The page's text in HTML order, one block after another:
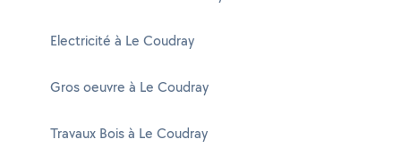
Electricité à Le Coudray
Gros oeuvre à Le Coudray
Travaux Bois à Le Coudray